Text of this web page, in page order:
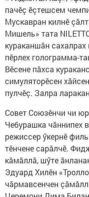
пачӗç ӗçтешсем
Мускавран килнӗ
Мишель» тата
кураканшăн сахалрах
пӗрлех голограмма-
Вӗсене пăхса
симуляторӗсен
пулчӗç. Залра
Совет Союзӗнчи чи
Чебурашка чăннипех
режиссер ӳкернӗ
тӗнчене сарăлчӗ.
кăмăллă, шӳте
Эдуард Хилӗн
чăрмавсенчен